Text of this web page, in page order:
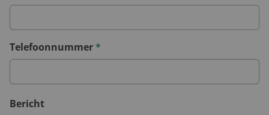
Telefoonnummer*
Bericht